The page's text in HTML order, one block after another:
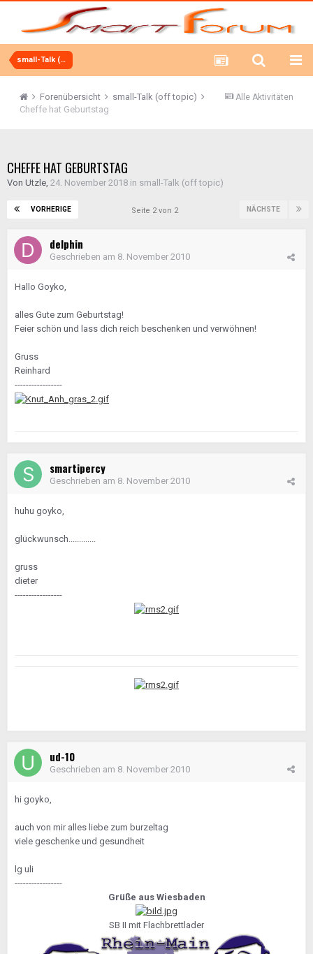
small-Talk (off topic)
Alle Aktivitäten
Forenübersicht
small-Talk (off topic)
Cheffe hat Geburtstag
CHEFFE HAT GEBURTSTAG
Von Utzle, 24. November 2018 in small-Talk (off topic)
VORHERIGE NÄCHSTE
Seite 2 von 2
delphin
Geschrieben am 8. November 2010
Hallo Goyko,
alles Gute zum Geburtstag!
Feier schön und lass dich reich beschenken und verwöhnen!
Gruss
Reinhard
-----------------
smartipercy
Geschrieben am 8. November 2010
huhu goyko,
glückwunsch.............
gruss
dieter
-----------------
ud-10
Geschrieben am 8. November 2010
hi goyko,
auch von mir alles liebe zum burzeltag
viele geschenke und gesundheit
lg uli
-----------------
Grüße aus Wiesbaden
SB II mit Flachbrettlader